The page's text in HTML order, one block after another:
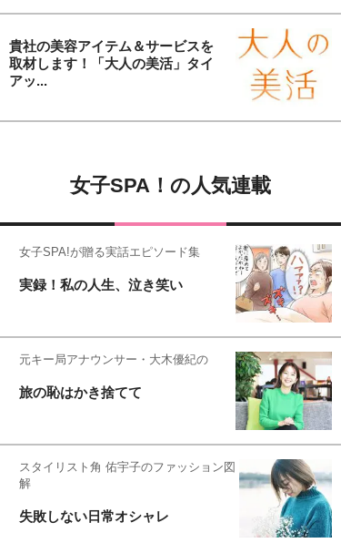
貴社の美容アイテム＆サービスを
取材します！「大人の美活」タイ
アッ...
女子SPA！の人気連載
女子SPA!が贈る実話エピソード集
実録！私の人生、泣き笑い
元キー局アナウンサー・大木優紀の
旅の恥はかき捨てて
スタイリスト角 佑宇子のファッション図
解
失敗しない日常オシャレ